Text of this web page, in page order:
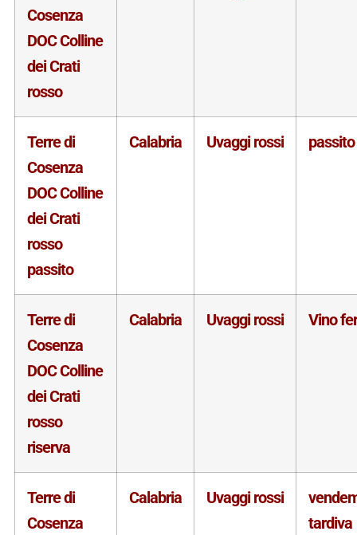
Cosenza
DOC Colline
dei Crati
rosso
Terre di
Cosenza
DOC Colline
dei Crati
rosso
passito
Calabria Uvaggi rossi passito
Terre di
Cosenza
DOC Colline
dei Crati
rosso
riserva
Calabria Uvaggi rossi Vino
Terre di
Cosenza
Calabria Uvaggi rossi
tardiva